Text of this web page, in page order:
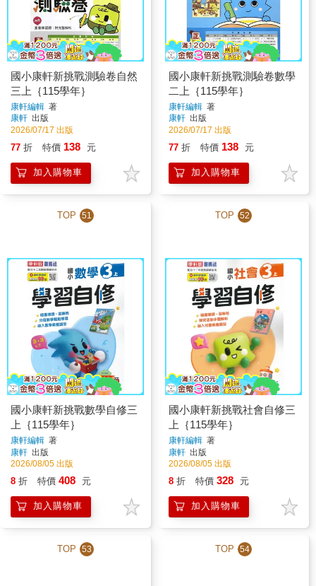
國小康軒新挑戰測驗卷自然
三上｛115學年｝
康軒編輯 著
康軒 出版
2026/07/17 出版
77 折 特價 138 元
加入購物車
國小康軒新挑戰測驗卷數學
二上｛115學年｝
康軒編輯 著
康軒 出版
2026/07/17 出版
77 折 特價 138 元
加入購物車
TOP 51
國小康軒新挑戰數學自修三
上｛115學年｝
康軒編輯 著
康軒 出版
2026/08/05 出版
8 折 特價 408 元
加入購物車
TOP 52
國小康軒新挑戰社會自修三
上｛115學年｝
康軒編輯 著
康軒 出版
2026/08/05 出版
8 折 特價 328 元
加入購物車
TOP 53 TOP 54